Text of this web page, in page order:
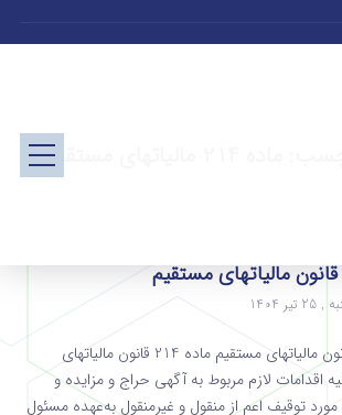
1404
ماده 214 قانون مالیاتهای مستقیم ماده 214 قانون مالیاتهای
اقدامات لازم مربوط به آگهی حراج و مزایده و
توقیف اعم از منقول و غیرمنقول به‌عهده ‌مسئول